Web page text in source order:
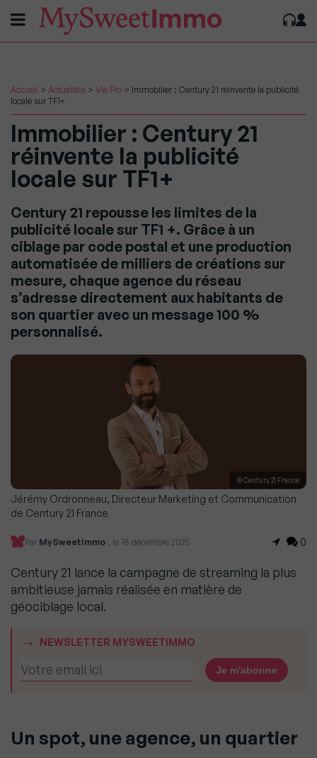
Accueil > Actualités > Vie Pro > Immobilier : Century 21 réinvente la publicité
locale sur TF1+
Immobilier : Century 21
réinvente la publicité
locale sur TF1+
Century 21 repousse les limites de la
publicité locale sur TF1 +. Grâce à un
ciblage par code postal et une production
automatisée de milliers de créations sur
mesure, chaque agence du réseau
s’adresse directement aux habitants de
son quartier avec un message 100 %
personnalisé.
© Century 21 France
Jérémy Ordronneau, Directeur Marketing et Communication
de Century 21 France
Par MySweetImmo , le 18 décembre 2025 0
Century 21 lance la campagne de streaming la plus
ambitieuse jamais réalisée en matière de
géociblage local.
NEWSLETTER MYSWEETIMMO
Un spot, une agence, un quartier